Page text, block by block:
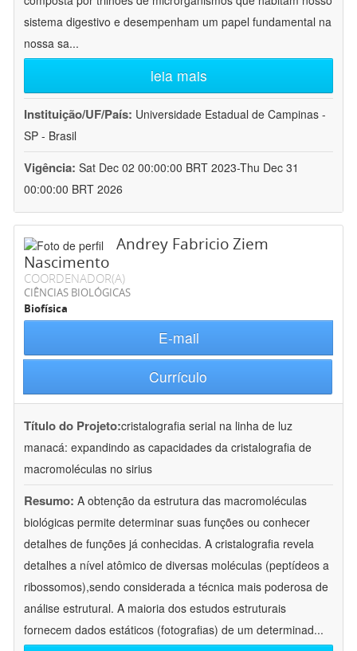
sistema digestivo e desempenham um papel fundamental na
nossa sa...
leia mais
Instituição/UF/País: Universidade Estadual de Campinas -
SP - Brasil
Vigência: Sat Dec 02 00:00:00 BRT 2023-Thu Dec 31
00:00:00 BRT 2026
Andrey Fabricio Ziem
Nascimento
COORDENADOR(A)
CIÊNCIAS BIOLÓGICAS
Biofísica
E-mail
Currículo
Título do Projeto:cristalografia serial na linha de luz
manacá: expandindo as capacidades da cristalografia de
macromoléculas no sirius
Resumo: A obtenção da estrutura das macromoléculas
biológicas permite determinar suas funções ou conhecer
detalhes de funções já conhecidas. A cristalografia revela
detalhes a nível atômico de diversas moléculas (peptídeos a
ribossomos),sendo considerada a técnica mais poderosa de
análise estrutural. A maioria dos estudos estruturais
fornecem dados estáticos (fotografias) de um determinad...